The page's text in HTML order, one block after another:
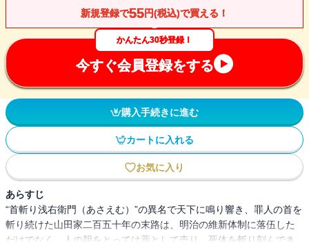
新規登録で55円(税込)で買える！
かんたん30秒登録！
今すぐ会員登録をする
購入手続きに進む
カートに入れる
お気に入り
あらすじ
“首斬り浅右衛門（あさえむ）”の異名で天下に鳴り響き、罪人の首を
斬り続けた山田家二百五十年の末路は、明治の維新体制に落伍した
だけでなく、人の胆をとっては薬として売り、死体を斬り刻んでき